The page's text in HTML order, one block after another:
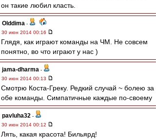
он такие любил класть.
Olddima -
30 июн 2014 00:16
Глядя, как играют команды на ЧМ. Не совсем
понятно, во что играют у нас )
jama-dharma -
30 июн 2014 00:13
Смотрю Коста-Греку. Редкий случай ~ болею за
обе команды. Симпатичные каждые по-своему
pavluha32 -
30 июн 2014 00:12
Лять, какая красота! Бильярд!